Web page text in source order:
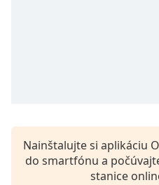
Opacity
Nainštalujte si aplikáciu
do smartfónu a
stanice